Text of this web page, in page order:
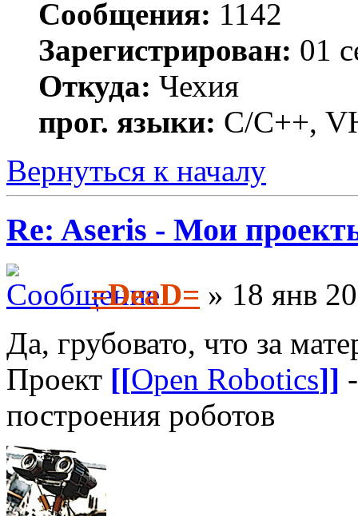
Сообщения: 1142
Зарегистрирован: 01
Откуда: Чехия
прог. языки: C/С++,
Вернуться к началу
Re: Aseris - Мои
=DeaD= » 18 янв
Да, грубовато, что за
Проект [[Open Robotics]]
построения роботов